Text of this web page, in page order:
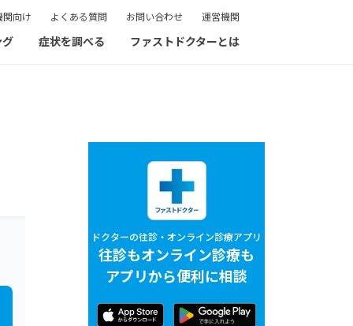
関向け よくある質問 お問い合わせ 運営機関
症状を調べる ファストドクターとは
ドクターの往診・オンライン診療アプリ
往診もオンライン診療も
アプリから便利に相談